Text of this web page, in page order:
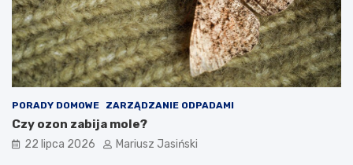
PORADY DOMOWE ZARZĄDZANIE ODPADAMI
Czy ozon zabija mole?
22 lipca 2026 Mariusz Jasiński